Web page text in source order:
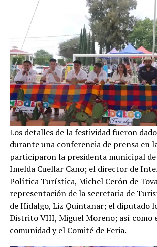
Los detalles de la festividad fueron
durante una conferencia de prensa en
participaron la presidenta municipal
Imelda Cuellar Cano; el director de
Política Turística, Michel Cerón de
representación de la secretaria de
de Hidalgo, Liz Quintanar; el diputado
Distrito VIII, Miguel Moreno; así como
comunidad y el Comité de Feria.